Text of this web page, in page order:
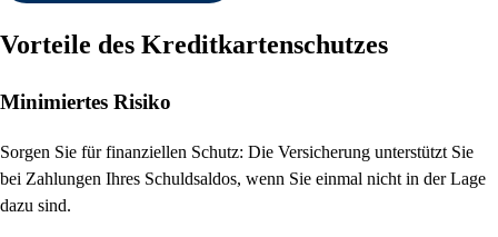
Vorteile des Kreditkartenschutzes
Minimiertes Risiko
Sorgen Sie für finanziellen Schutz: Die Versicherung unterstützt Sie
bei Zahlungen Ihres Schuldsaldos, wenn Sie einmal nicht in der Lage
dazu sind.